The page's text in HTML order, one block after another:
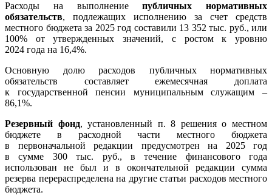
Расходы на выполнениепубличных нормативных
обязательств, подлежащих исполнению за счет средств
местного бюджета за 2025 год составили 13 352 тыс. руб., или
100% от утвержденных значений, с ростом к уровню
2024 года на 16,4%.
Основную долю расходов публичных нормативных
обязательств составляет ежемесячная доплата
к государственной пенсии муниципальным служащим –
86,1%.
Резервный фонд, установленный п. 8 решения о местном
бюджете в расходной части местного бюджета
в первоначальной редакции предусмотрен на 2025 год
в сумме 300 тыс. руб., в течение финансового года
использован не был и в окончательной редакции сумма
резерва перераспределена на другие статьи расходов местного
бюджета.